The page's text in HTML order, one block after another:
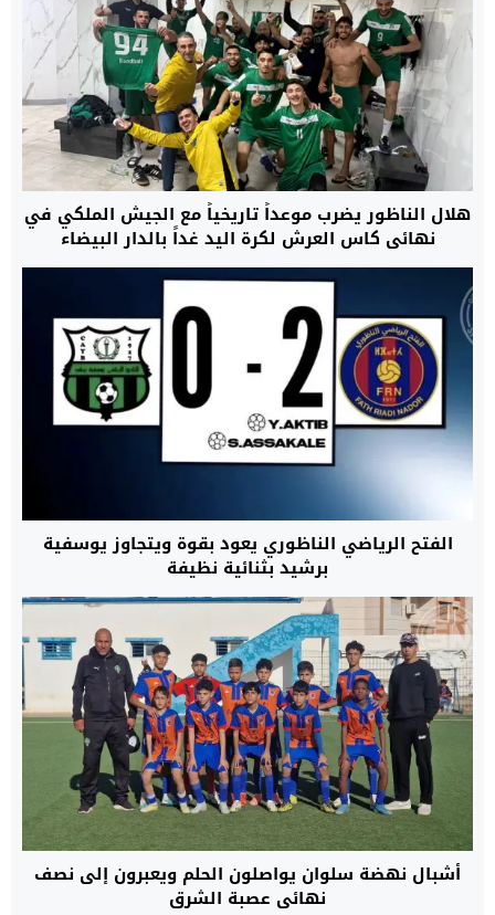
هلال الناظور يضرب موعداً تاريخياً مع الجيش الملكي في
نهائي كاس العرش لكرة اليد غداً بالدار البيضاء
الفتح الرياضي الناظوري يعود بقوة ويتجاوز يوسفية
برشيد بثنائية نظيفة
أشبال نهضة سلوان يواصلون الحلم ويعبرون إلى نصف
نهائي عصبة الشرق